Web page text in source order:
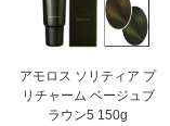
アモロス ソリティア プ
リチャーム ベージュブ
ラウン5 150g